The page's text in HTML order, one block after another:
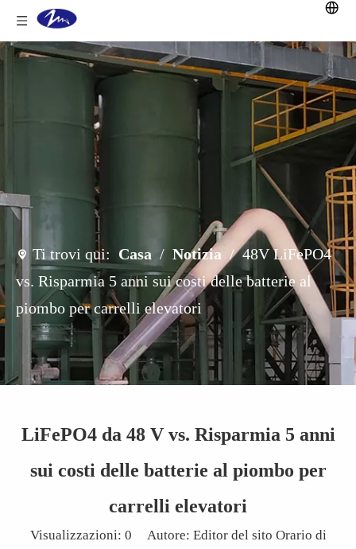
Ti trovi qui: Casa / Notizia / 48V LiFePO4
vs. Risparmia 5 anni sui costi delle batterie al
piombo per carrelli elevatori
LiFePO4 da 48 V vs. Risparmia 5 anni
sui costi delle batterie al piombo per
carrelli elevatori
Visualizzazioni: 0 Autore: Editor del sito Orario di